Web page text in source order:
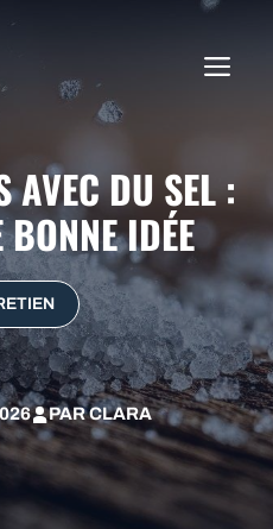
AVEC DU SEL :
IDÉE
PARCLARA